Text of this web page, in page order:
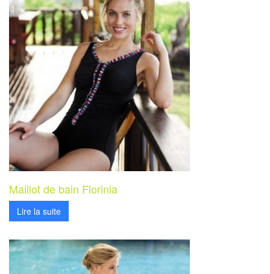
Maillot de bain Florinia
Lire la suite